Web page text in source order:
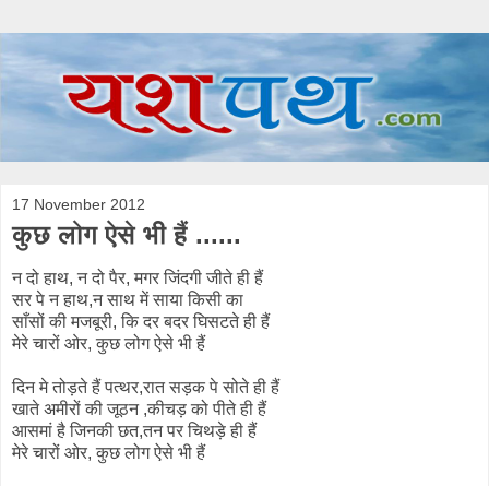
17 November 2012
कुछ लोग ऐसे भी हैं ......
न दो हाथ, न दो पैर, मगर जिंदगी जीते ही हैं
सर पे न हाथ,न साथ में साया किसी का
साँसों की मजबूरी, कि दर बदर घिसटते ही हैं
मेरे चारों ओर, कुछ लोग ऐसे भी हैं
दिन मे तोड़ते हैं पत्थर,रात सड़क पे सोते ही हैं
खाते अमीरों की जूठन ,कीचड़ को पीते ही हैं
आसमां है जिनकी छत,तन पर चिथड़े ही हैं
मेरे चारों ओर, कुछ लोग ऐसे भी हैं